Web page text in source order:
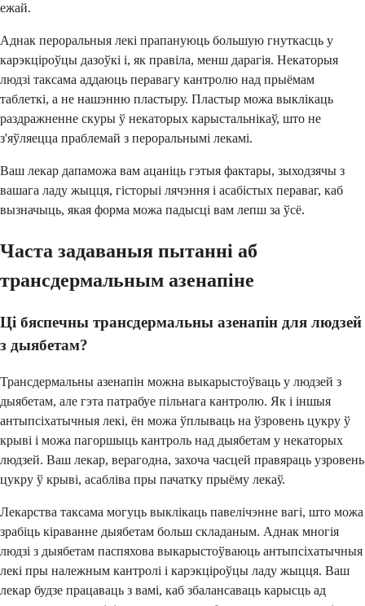
ежай.
Аднак пероральныя лекі прапануюць большую гнуткасць у
карэкціроўцы дазоўкі і, як правіла, менш дарагія. Некаторыя
людзі таксама аддаюць перавагу кантролю над прыёмам
таблеткі, а не нашэнню пластыру. Пластыр можа выклікаць
раздражненне скуры ў некаторых карыстальнікаў, што не
з'яўляецца праблемай з пероральнымі лекамі.
Ваш лекар дапаможа вам ацаніць гэтыя фактары, зыходзячы з
вашага ладу жыцця, гісторыі лячэння і асабістых пераваг, каб
вызначыць, якая форма можа падысці вам лепш за ўсё.
Часта задаваныя пытанні аб
трансдермальным азенапіне
Ці бяспечны трансдермальны азенапін для людзей
з дыябетам?
Трансдермальны азенапін можна выкарыстоўваць у людзей з
дыябетам, але гэта патрабуе пільнага кантролю. Як і іншыя
антыпсіхатычныя лекі, ён можа ўплываць на ўзровень цукру ў
крыві і можа пагоршыць кантроль над дыябетам у некаторых
людзей. Ваш лекар, верагодна, захоча часцей правяраць узровень
цукру ў крыві, асабліва пры пачатку прыёму лекаў.
Лекарства таксама могуць выклікаць павелічэнне вагі, што можа
зрабіць кіраванне дыябетам больш складаным. Аднак многія
людзі з дыябетам паспяхова выкарыстоўваюць антыпсіхатычныя
лекі пры належным кантролі і карэкціроўцы ладу жыцця. Ваш
лекар будзе працаваць з вамі, каб збалансаваць карысць ад